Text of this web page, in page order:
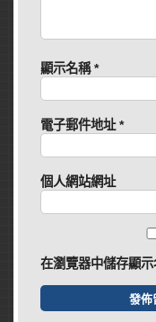
顯示名稱*
電子郵件地址*
個人網站網址
在瀏覽器中儲存顯